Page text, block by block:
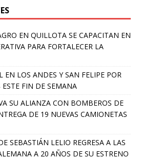
EN QUILLOTA SE CAPACITAN EN
PARA FORTALECER LA
EN LOS ANDES Y SAN FELIPE POR
ESTE FIN DE SEMANA
SU ALIANZA CON BOMBEROS DE
DE 19 NUEVAS CAMIONETAS
SEBASTIÁN LELIO REGRESA A LAS
A 20 AÑOS DE SU ESTRENO